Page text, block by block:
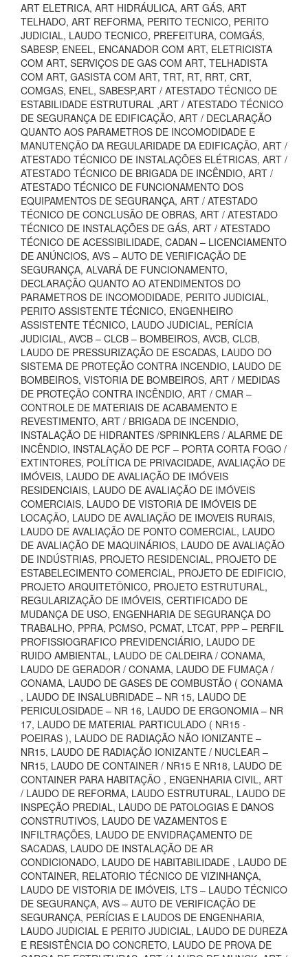
ART ELETRICA, ART HIDRÁULICA, ART GÁS, ART
TELHADO, ART REFORMA, PERITO TECNICO, PERITO
JUDICIAL, LAUDO TECNICO, PREFEITURA, COMGÁS,
SABESP, ENEEL, ENCANADOR COM ART, ELETRICISTA
COM ART, SERVIÇOS DE GAS COM ART, TELHADISTA
COM ART, GASISTA COM ART, TRT, RT, RRT, CRT,
COMGAS, ENEL, SABESP,ART / ATESTADO TÉCNICO DE
ESTABILIDADE ESTRUTURAL ,ART / ATESTADO TÉCNICO
DE SEGURANÇA DE EDIFICAÇÃO, ART / DECLARAÇÃO
QUANTO AOS PARAMETROS DE INCOMODIDADE E
MANUTENÇÃO DA REGULARIDADE DA EDIFICAÇÃO, ART /
ATESTADO TÉCNICO DE INSTALAÇÕES ELÉTRICAS, ART /
ATESTADO TÉCNICO DE BRIGADA DE INCÊNDIO, ART /
ATESTADO TÉCNICO DE FUNCIONAMENTO DOS
EQUIPAMENTOS DE SEGURANÇA, ART / ATESTADO
TÉCNICO DE CONCLUSÃO DE OBRAS, ART / ATESTADO
TÉCNICO DE INSTALAÇÕES DE GÁS, ART / ATESTADO
TÉCNICO DE ACESSIBILIDADE, CADAN – LICENCIAMENTO
DE ANÚNCIOS, AVS – AUTO DE VERIFICAÇÃO DE
SEGURANÇA, ALVARÁ DE FUNCIONAMENTO,
DECLARAÇÃO QUANTO AO ATENDIMENTOS DO
PARAMETROS DE INCOMODIDADE, PERITO JUDICIAL,
PERITO ASSISTENTE TÉCNICO, ENGENHEIRO
ASSISTENTE TÉCNICO, LAUDO JUDICIAL, PERÍCIA
JUDICIAL, AVCB – CLCB – BOMBEIROS, AVCB, CLCB,
LAUDO DE PRESSURIZAÇÃO DE ESCADAS, LAUDO DO
SISTEMA DE PROTEÇÃO CONTRA INCENDIO, LAUDO DE
BOMBEIROS, VISTORIA DE BOMBEIROS, ART / MEDIDAS
DE PROTEÇÃO CONTRA INCÊNDIO, ART / CMAR –
CONTROLE DE MATERIAIS DE ACABAMENTO E
REVESTIMENTO, ART / BRIGADA DE INCENDIO,
INSTALAÇÃO DE HIDRANTES /SPRINKLERS / ALARME DE
INCÊNDIO, INSTALAÇÃO DE PCF – PORTA CORTA FOGO /
EXTINTORES, POLÍTICA DE PRIVACIDADE, AVALIAÇÃO DE
IMÓVEIS, LAUDO DE AVALIAÇÃO DE IMÓVEIS
RESIDENCIAIS, LAUDO DE AVALIAÇÃO DE IMÓVEIS
COMERCIAIS, LAUDO DE VISTORIA DE IMÓVEIS DE
LOCAÇÃO, LAUDO DE AVALIAÇÃO DE IMOVEIS RURAIS,
LAUDO DE AVALIAÇÃO DE PONTO COMERCIAL, LAUDO
DE AVALIAÇÃO DE MAQUINÁRIOS, LAUDO DE AVALIAÇÃO
DE INDÚSTRIAS, PROJETO RESIDENCIAL, PROJETO DE
ESTABELECIMENTO COMERCIAL, PROJETO DE EDIFICIO,
PROJETO ARQUITETÔNICO, PROJETO ESTRUTURAL,
REGULARIZAÇÃO DE IMÓVEIS, CERTIFICADO DE
MUDANÇA DE USO, ENGENHARIA DE SEGURANÇA DO
TRABALHO, PPRA, PCMSO, PCMAT, LTCAT, PPP – PERFIL
PROFISSIOGRAFICO PREVIDENCIÁRIO, LAUDO DE
RUIDO AMBIENTAL, LAUDO DE CALDEIRA / CONAMA,
LAUDO DE GERADOR / CONAMA, LAUDO DE FUMAÇA /
CONAMA, LAUDO DE GASES DE COMBUSTÃO ( CONAMA
, LAUDO DE INSALUBRIDADE – NR 15, LAUDO DE
PERICULOSIDADE – NR 16, LAUDO DE ERGONOMIA – NR
17, LAUDO DE MATERIAL PARTICULADO ( NR15 -
POEIRAS ), LAUDO DE RADIAÇÃO NÃO IONIZANTE –
NR15, LAUDO DE RADIAÇÃO IONIZANTE / NUCLEAR –
NR15, LAUDO DE CONTAINER / NR15 E NR18, LAUDO DE
CONTAINER PARA HABITAÇÃO , ENGENHARIA CIVIL, ART
/ LAUDO DE REFORMA, LAUDO ESTRUTURAL, LAUDO DE
INSPEÇÃO PREDIAL, LAUDO DE PATOLOGIAS E DANOS
CONSTRUTIVOS, LAUDO DE VAZAMENTOS E
INFILTRAÇÕES, LAUDO DE ENVIDRAÇAMENTO DE
SACADAS, LAUDO DE INSTALAÇÃO DE AR
CONDICIONADO, LAUDO DE HABITABILIDADE , LAUDO DE
CONTAINER, RELATORIO TÉCNICO DE VIZINHANÇA,
LAUDO DE VISTORIA DE IMÓVEIS, LTS – LAUDO TÉCNICO
DE SEGURANÇA, AVS – AUTO DE VERIFICAÇÃO DE
SEGURANÇA, PERÍCIAS E LAUDOS DE ENGENHARIA,
LAUDO JUDICIAL E PERITO JUDICIAL, LAUDO DE DUREZA
E RESISTÊNCIA DO CONCRETO, LAUDO DE PROVA DE